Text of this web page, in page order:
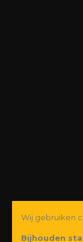
© Copyright 2026
Wij gebruiken
Bijhouden